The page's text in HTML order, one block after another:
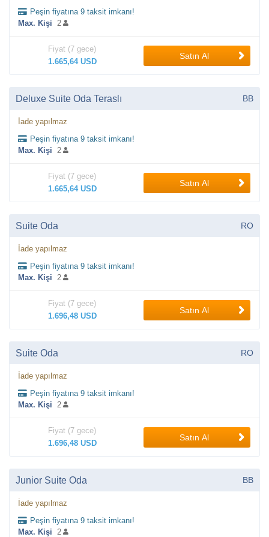
Peşin fiyatına 9 taksit imkanı!
Max. Kişi 2
Fiyat (7 gece)
1.665,64 USD
Satın Al
Deluxe Suite Oda Teraslı BB
İade yapılmaz
Peşin fiyatına 9 taksit imkanı!
Max. Kişi 2
Fiyat (7 gece)
1.665,64 USD
Satın Al
Suite Oda RO
İade yapılmaz
Peşin fiyatına 9 taksit imkanı!
Max. Kişi 2
Fiyat (7 gece)
1.696,48 USD
Satın Al
Suite Oda RO
İade yapılmaz
Peşin fiyatına 9 taksit imkanı!
Max. Kişi 2
Fiyat (7 gece)
1.696,48 USD
Satın Al
Junior Suite Oda BB
İade yapılmaz
Peşin fiyatına 9 taksit imkanı!
Max. Kişi 2